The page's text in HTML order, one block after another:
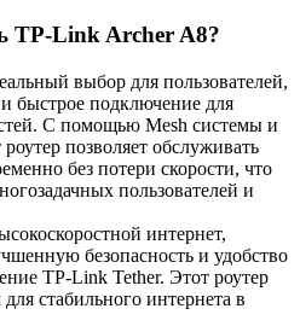
TP-Link Archer A8?
выбор для пользователей,
быстрое подключение для
С помощью Mesh системы и
позволяет обслуживать
без потери скорости, что
пользователей и
интернет,
безопасность и удобство
TP-Link Tether. Этот роутер
стабильного интернета в